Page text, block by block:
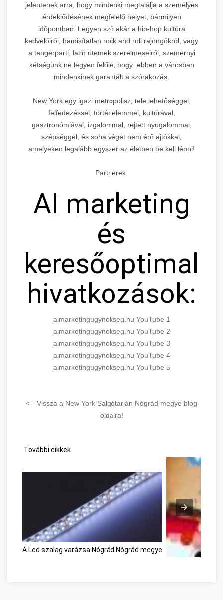
jelentenek arra, hogy mindenki megtalálja a személyes
érdeklődésének megfelelő helyet, bármilyen
időpontban. Legyen szó akár a hip-hop kultúra
kedvelőiről, hamisítatlan rock and roll rajongókról, vagy
a tengerparti, latin ütemek szerelmeseiről, szemernyi
kétségünk ne legyen felőle, hogy ebben a városban
mindenkinek garantált a szórakozás.
New York egy igazi metropolisz, tele lehetőséggel,
felfedezéssel, történelemmel, kultúrával,
gasztronómiával, izgalommal, rejtett nyugalommal,
szépséggel, és soha véget nem érő ajtókkal,
amelyeken legalább egyszer az életben be kell lépni!
Partnerek:
AI marketing
és
hivatkozások:
aimarketingugynokseg.hu YouTube 1
aimarketingugynokseg.hu YouTube 2
aimarketingugynokseg.hu YouTube 3
aimarketingugynokseg.hu YouTube 4
aimarketingugynokseg.hu YouTube 5
<-- Vissza a New York Salgótarján Nógrád megye blog
oldalra!
További cikkek
A Led szalag varázsa Nógrád Nógrád megye